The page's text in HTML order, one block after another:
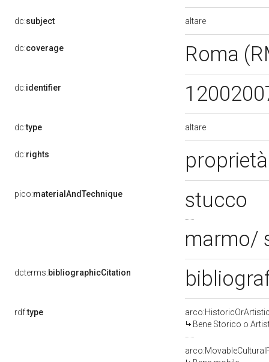
dc:subject altare
dc:coverage Roma
dc:identifier
dc:type altare
dc:rights
pico:materialAndTechnique
stucco
marmo/
dcterms:bibliographicCitation
rdf:type
Bene Storico o